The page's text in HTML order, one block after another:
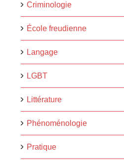
Criminologie
École freudienne
Langage
LGBT
Littérature
Phénoménologie
Pratique